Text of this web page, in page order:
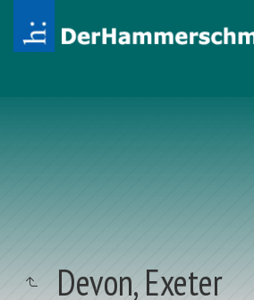
Devon, Exeter